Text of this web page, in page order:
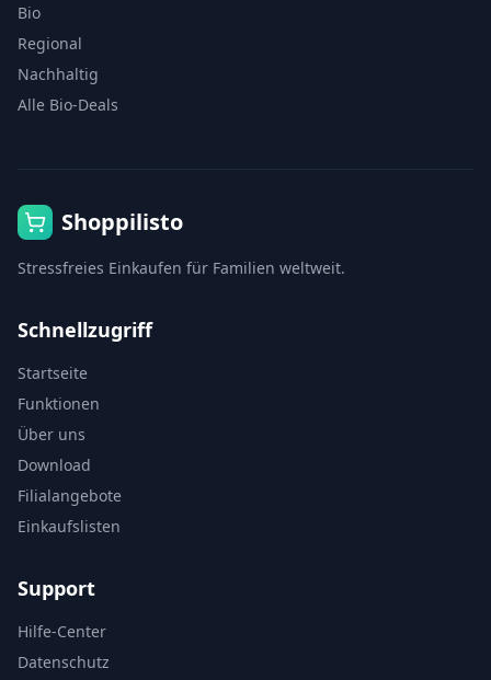
Bio
Regional
Nachhaltig
Alle Bio-Deals
Shoppilisto
Stressfreies Einkaufen für Familien weltweit.
Schnellzugriff
Startseite
Funktionen
Über uns
Download
Filialangebote
Einkaufslisten
Support
Hilfe-Center
Datenschutz